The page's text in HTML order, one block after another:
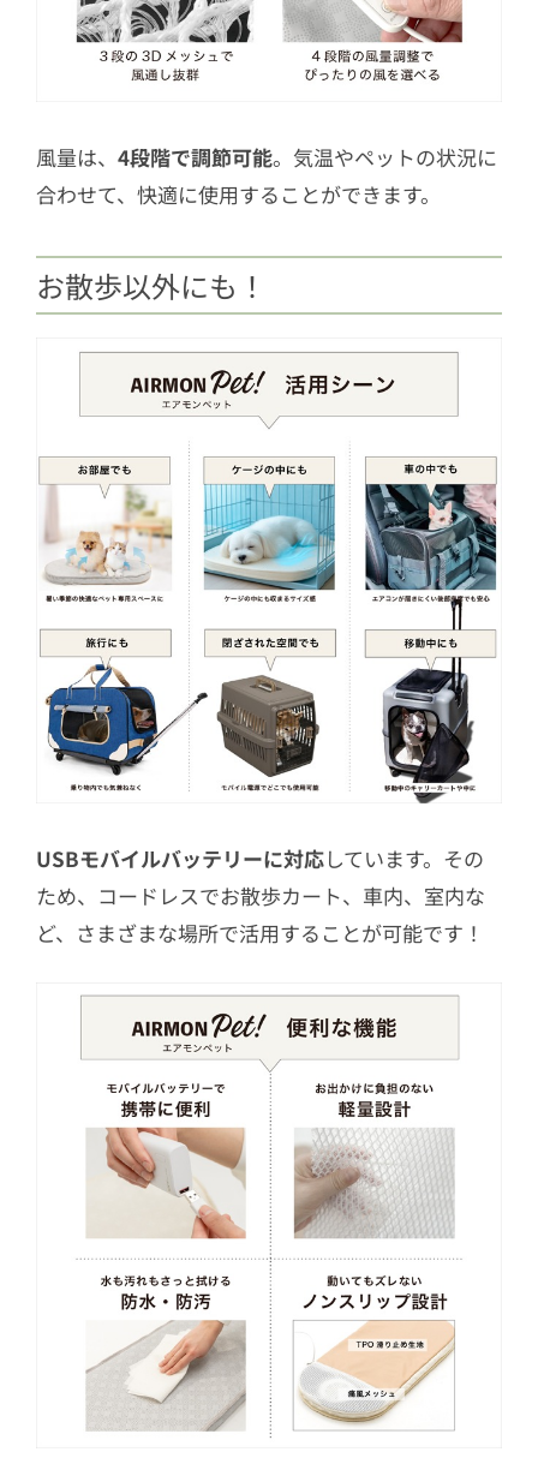
風量は、 4段階で調節可能。気温やペットの状況に
合わせて、快適に使用することができます。
お散歩以外にも！
USBモバイルバッテリーに対応しています。その
ため、コードレスでお散歩カート、車内、室内な
ど、さまざまな場所で活用することが可能です！